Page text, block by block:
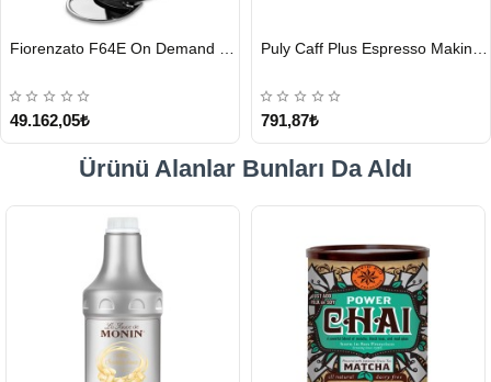
GÖNDERİ
49.162,05₺
GÖNDERİ
791,87₺
Ürünü Alanlar Bunları Da Aldı